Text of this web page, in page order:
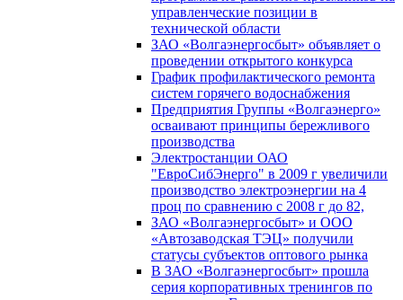
управленческие позиции в
технической области
ЗАО «Волгаэнергосбыт» объявляет о
проведении открытого конкурса
График профилактического ремонта
систем горячего водоснабжения
Предприятия Группы «Волгаэнерго»
осваивают принципы бережливого
производства
Электростанции ОАО
"ЕвроСибЭнерго" в 2009 г увеличили
производство электроэнергии на 4
проц по сравнению с 2008 г до 82,
ЗАО «Волгаэнергосбыт» и ООО
«Автозаводская ТЭЦ» получили
статусы субъектов оптового рынка
В ЗАО «Волгаэнергосбыт» прошла
серия корпоративных тренингов по